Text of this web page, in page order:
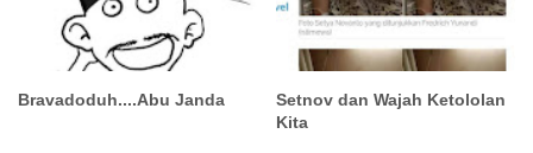
Bravadoduh....Abu Janda
Setnov dan Wajah Ketololan
Kita